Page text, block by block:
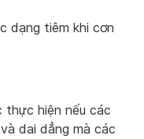
dạng tiêm khi cơn
thực hiện nếu các
dai dẳng mà các